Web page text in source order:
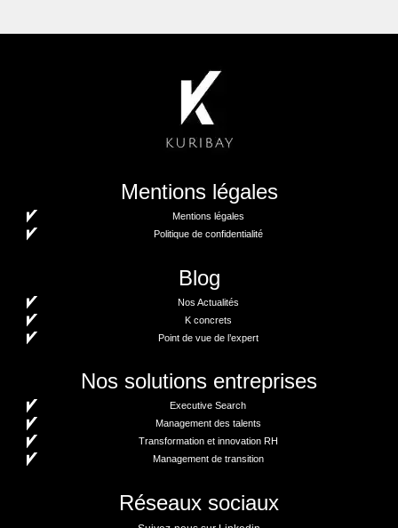
Mentions légales
Mentions légales
Politique de confidentialité
Blog
Nos Actualités
K concrets
Point de vue de l’expert
Nos solutions entreprises
Executive Search
Management des talents
Transformation et innovation RH
Management de transition
Réseaux sociaux